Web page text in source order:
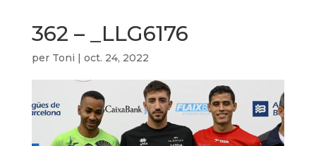
362 – _LLG6176
per Toni | oct. 24, 2022